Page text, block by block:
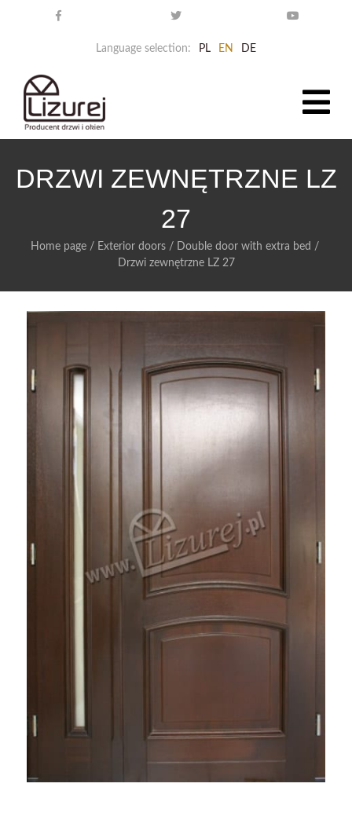
Language selection: PL EN DE
DRZWI ZEWNĘTRZNE LZ
27
Home page/ Exterior doors/ Double door with extra bed /
Drzwi zewnętrzne LZ 27